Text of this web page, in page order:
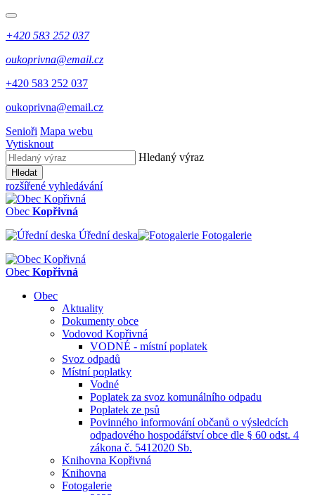
+420 583 252 037
oukoprivna@email.cz
+420 583 252 037
oukoprivna@email.cz
Senioři Mapa webu
Vytisknout
Hledaný výraz
Hledat
rozšířené vyhledávání
Obec Kopřivná
Úřední deska
Fotogalerie
Obec Kopřivná
Obec
Aktuality
Dokumenty obce
Vodovod Kopřivná
VODNÉ - místní poplatek
Svoz odpadů
Místní poplatky
Vodné
Poplatek za svoz komunálního odpadu
Poplatek ze psů
Povinného informování občanů o výsledcích
odpadového hospodářství obce dle § 60 odst. 4
zákona č. 5412020 Sb.
Knihovna Kopřivná
Knihovna
Fotogalerie